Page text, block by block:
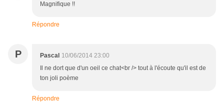
Magnifique !!
Répondre
P Pascal 10/06/2014 23:00
Il ne dort que d'un oeil ce chat<br /> tout à l'écoute qu'il est de
ton joli poème
Répondre